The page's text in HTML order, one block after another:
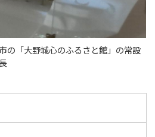
の「大野城心のふるさと館」の常設